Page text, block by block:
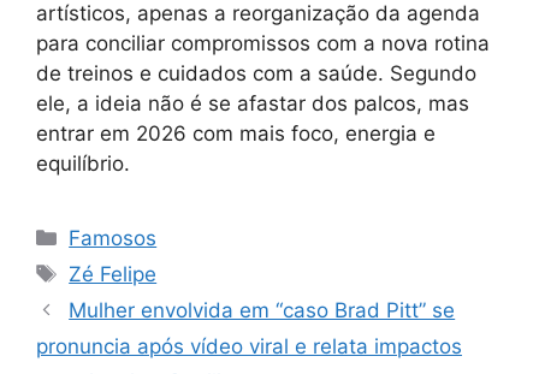
artísticos, apenas a reorganização da agenda
para conciliar compromissos com a nova rotina
de treinos e cuidados com a saúde. Segundo
ele, a ideia não é se afastar dos palcos, mas
entrar em 2026 com mais foco, energia e
equilíbrio.
Categorias
Famosos
Tags
Zé Felipe
Mulher envolvida em “caso Brad Pitt” se
pronuncia após vídeo viral e relata impactos